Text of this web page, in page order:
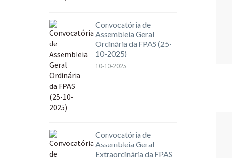
Convocatória de
Assembleia Geral
Ordinária da FPAS (25-
10-2025)
10-10-2025
Convocatória de
Assembleia Geral
Extraordinária da FPAS